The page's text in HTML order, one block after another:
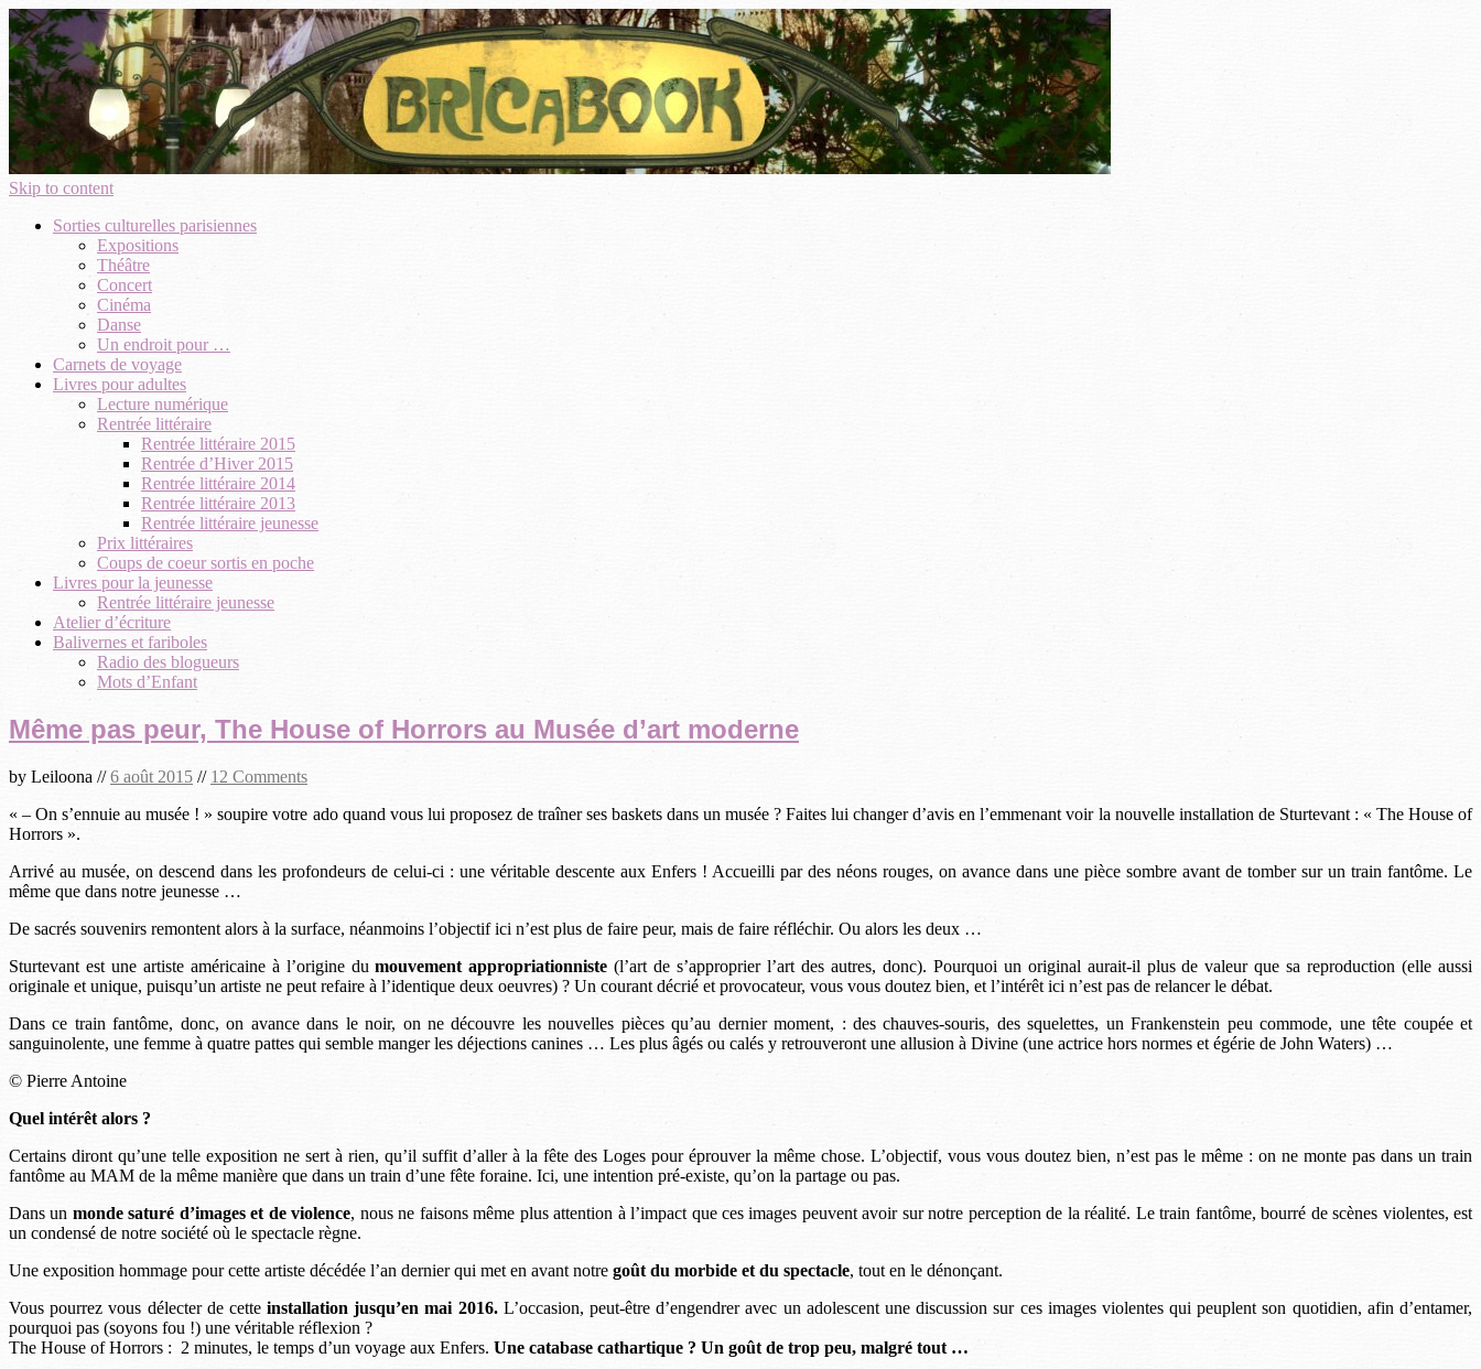
Skip to content
Sorties culturelles parisiennes
Expositions
Théâtre
Concert
Cinéma
Danse
Un endroit pour …
Carnets de voyage
Livres pour adultes
Lecture numérique
Rentrée littéraire
Rentrée littéraire 2015
Rentrée d’Hiver 2015
Rentrée littéraire 2014
Rentrée littéraire 2013
Rentrée littéraire jeunesse
Prix littéraires
Coups de coeur sortis en poche
Livres pour la jeunesse
Rentrée littéraire jeunesse
Atelier d’écriture
Balivernes et fariboles
Radio des blogueurs
Mots d’Enfant
Même pas peur, The House of Horrors au Musée d’art moderne
by Leiloona //6 août 2015 // 12 Comments
« – On s’ennuie au musée ! » soupire votre ado quand vous lui proposez de traîner ses baskets dans un musée ? Faites lui changer d’avis en l’emmenant voir la nouvelle installation de Sturtevant : « The House of
Horrors ».
Arrivé au musée, on descend dans les profondeurs de celui-ci : une véritable descente aux Enfers ! Accueilli par des néons rouges, on avance dans une pièce sombre avant de tomber sur un train fantôme. Le
même que dans notre jeunesse …
De sacrés souvenirs remontent alors à la surface, néanmoins l’objectif ici n’est plus de faire peur, mais de faire réfléchir. Ou alors les deux …
Sturtevant est une artiste américaine à l’origine dumouvement appropriationniste (l’art de s’approprier l’art des autres, donc). Pourquoi un original aurait-il plus de valeur que sa reproduction (elle aussi
originale et unique, puisqu’un artiste ne peut refaire à l’identique deux oeuvres) ? Un courant décrié et provocateur, vous vous doutez bien, et l’intérêt ici n’est pas de relancer le débat.
Dans ce train fantôme, donc, on avance dans le noir, on ne découvre les nouvelles pièces qu’au dernier moment, : des chauves-souris, des squelettes, un Frankenstein peu commode, une tête coupée et
sanguinolente, une femme à quatre pattes qui semble manger les déjections canines … Les plus âgés ou calés y retrouveront une allusion à Divine (une actrice hors normes et égérie de John Waters) …
© Pierre Antoine
Quel intérêt alors ?
Certains diront qu’une telle exposition ne sert à rien, qu’il suffit d’aller à la fête des Loges pour éprouver la même chose. L’objectif, vous vous doutez bien, n’est pas le même : on ne monte pas dans un train
fantôme au MAM de la même manière que dans un train d’une fête foraine. Ici, une intention pré-existe, qu’on la partage ou pas.
Dans un monde saturé d’images et de violence, nous ne faisons même plus attention à l’impact que ces images peuvent avoir sur notre perception de la réalité. Le train fantôme, bourré de scènes violentes, est
un condensé de notre société où le spectacle règne.
Une exposition hommage pour cette artiste décédée l’an dernier qui met en avant notre goût du morbide et du spectacle, tout en le dénonçant.
Vous pourrez vous délecter de cetteinstallation jusqu’en mai 2016.L’occasion, peut-être d’engendrer avec un adolescent une discussion sur ces images violentes qui peuplent son quotidien, afin d’entamer,
pourquoi pas (soyons fou !) une véritable réflexion ?
The House of Horrors : 2 minutes, le temps d’un voyage aux Enfers. Une catabase cathartique ? Un goût de trop peu, malgré tout …